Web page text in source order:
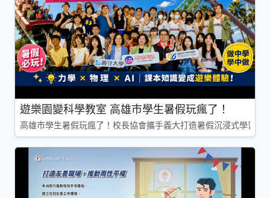
遊樂園變科學教室 高雄市學生暑假玩瘋了！
高雄市學生暑假玩瘋了！校長協會攜手義大打造暑假沉浸式學習基